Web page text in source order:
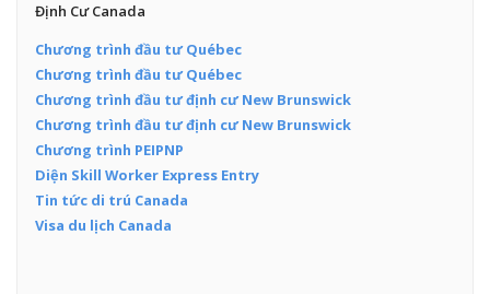
Định Cư Canada
Chương trình đầu tư Québec
Chương trình đầu tư Québec
Chương trình đầu tư định cư New Brunswick
Chương trình đầu tư định cư New Brunswick
Chương trình PEIPNP
Diện Skill Worker Express Entry
Tin tức di trú Canada
Visa du lịch Canada